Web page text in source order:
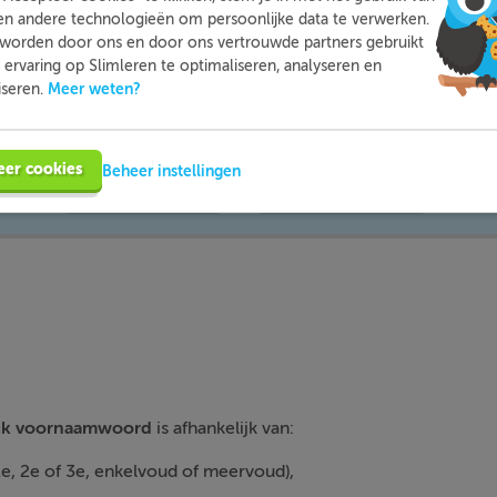
kun je op een leuke manier thuis extra oefenen met de
mee hebt. Zo ben je beter voorbereid en heb je nooit
Meer informatie
voornaamwoord is afhankelijk van:
2e of 3e, enkelvoud of meervoud),
andere technologieën om persoonlijke data te verwerken.
door ons en door ons vertrouwde partners gebruikt
op Slimleren te optimaliseren, analyseren en
Meer weten?
cookies Beheer instellingen